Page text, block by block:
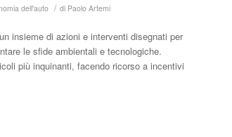
dell'auto / di Paolo Artemi
insieme di azioni e interventi disegnati per
le sfide ambientali e tecnologiche.
più inquinanti, facendo ricorso a incentivi